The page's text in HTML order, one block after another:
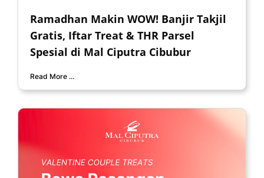
Ramadhan Makin WOW! Banjir Takjil
Gratis, Iftar Treat & THR Parsel
Spesial di Mal Ciputra Cibubur
Read More ...